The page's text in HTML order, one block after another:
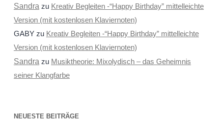
Sandra zu Kreativ Begleiten -“Happy Birthday” mittelleichte
Version (mit kostenlosen Klaviernoten)
GABYzu Kreativ Begleiten -“Happy Birthday” mittelleichte
Version (mit kostenlosen Klaviernoten)
Sandra zu Musiktheorie: Mixolydisch – das Geheimnis
seiner Klangfarbe
NEUESTE BEITRÄGE